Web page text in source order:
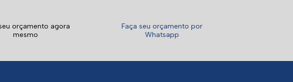
orçamento agora
mesmo
Faça seu orçamento por
Whatsapp